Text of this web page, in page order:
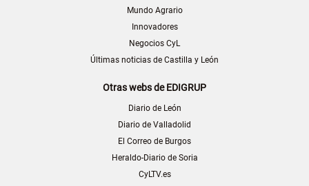
Mundo Agrario
Innovadores
Negocios CyL
Últimas noticias de Castilla y León
Otras webs de EDIGRUP
Diario de León
Diario de Valladolid
El Correo de Burgos
Heraldo-Diario de Soria
CyLTV.es